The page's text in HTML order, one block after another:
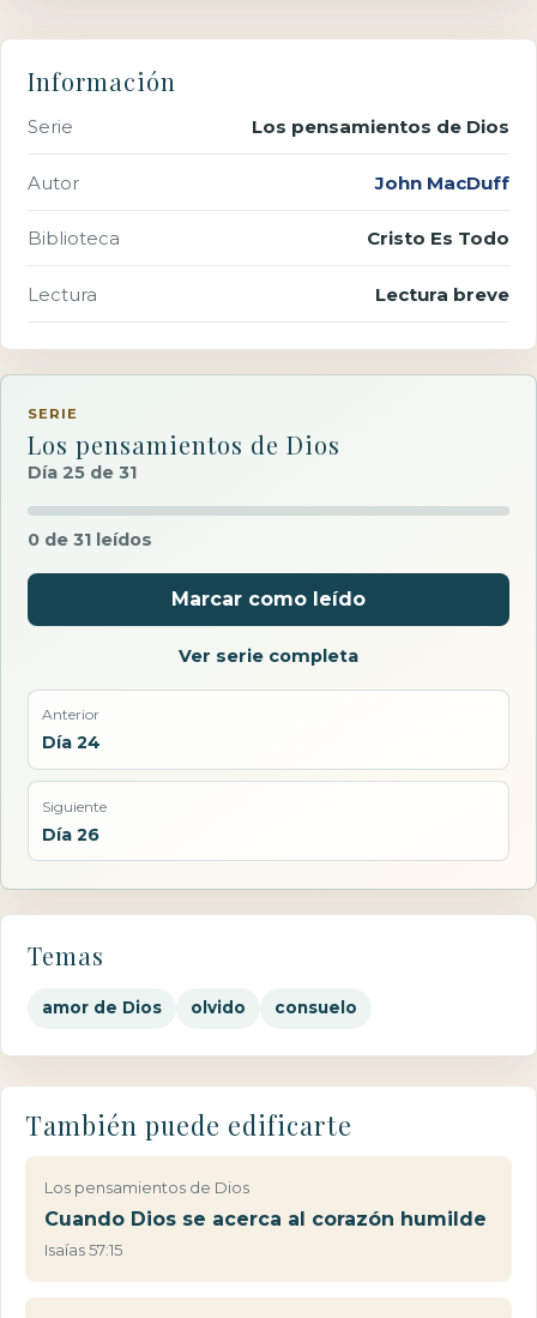
Información
Serie Los pensamientos de Dios
Autor John MacDuff
Biblioteca Cristo Es Todo
Lectura Lectura breve
SERIE
Los pensamientos de Dios
Día 25 de 31
0 de 31 leídos
Marcar como leído
Ver serie completa
Anterior
Día 24
Siguiente
Día 26
Temas
amor de Dios olvido consuelo
También puede edificarte
Los pensamientos de Dios
Cuando Dios se acerca al corazón humilde
Isaías 57:15